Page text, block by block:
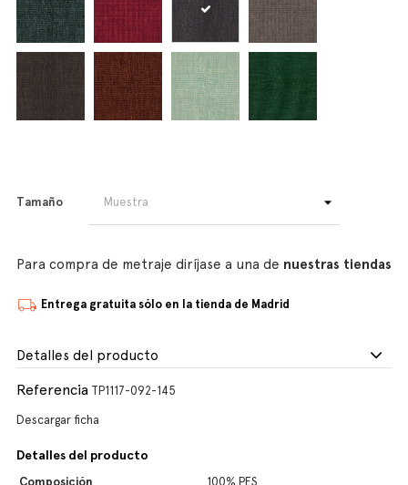
Tamaño
Para compra de metraje diríjase a una de nuestras tiendas
Entrega gratuita sólo en la tienda de Madrid
Detalles del producto
Referencia TP1117-092-145
Descargar ficha
Detalles del producto
Composición
100% PES